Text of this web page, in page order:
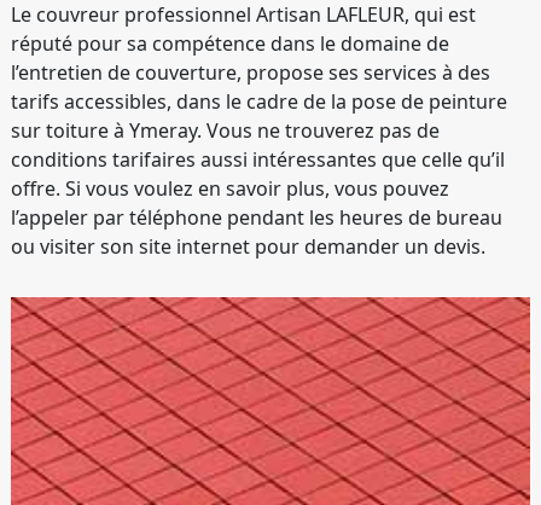
Le couvreur professionnel Artisan LAFLEUR, qui est
réputé pour sa compétence dans le domaine de
l’entretien de couverture, propose ses services à des
tarifs accessibles, dans le cadre de la pose de peinture
sur toiture à Ymeray. Vous ne trouverez pas de
conditions tarifaires aussi intéressantes que celle qu’il
offre. Si vous voulez en savoir plus, vous pouvez
l’appeler par téléphone pendant les heures de bureau
ou visiter son site internet pour demander un devis.